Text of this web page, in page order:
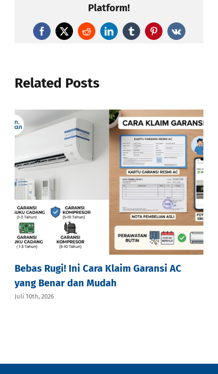
Platform!
Facebook
X RedditLinkedInTumblrPinterest
Vk
Related Posts
Bebas Rugi! Ini Cara Klaim Garansi AC
yang Benar dan Mudah
Juli 10th, 2026